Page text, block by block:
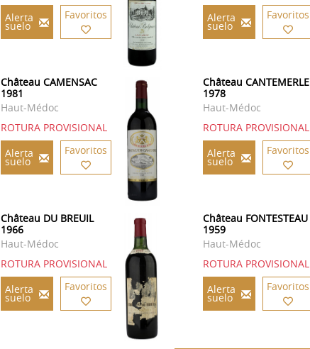
Alerta
suelo
Favoritos
Alerta
suelo
Favoritos
Château CAMENSAC
1981
Haut-Médoc
ROTURA PROVISIONAL
Alerta
suelo
Favoritos
Château CANTEMERLE
1978
Haut-Médoc
ROTURA PROVISIONAL
Alerta
suelo
Favoritos
Château DU BREUIL
1966
Haut-Médoc
ROTURA PROVISIONAL
Alerta
suelo
Favoritos
Château FONTESTEAU
1959
Haut-Médoc
ROTURA PROVISIONAL
Alerta
suelo
Favoritos